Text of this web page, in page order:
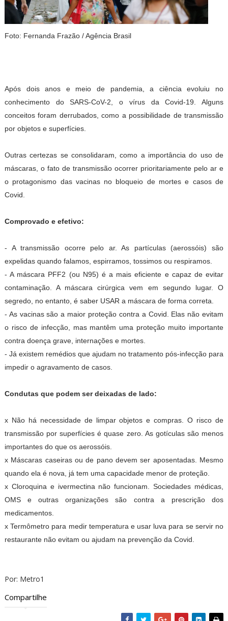
Foto: Fernanda Frazão / Agência Brasil
Após dois anos e meio de pandemia, a ciência evoluiu no
conhecimento do SARS-CoV-2, o vírus da Covid-19. Alguns
conceitos foram derrubados, como a possibilidade de transmissão
por objetos e superfícies.
Outras certezas se consolidaram, como a importância do uso de
máscaras, o fato de transmissão ocorrer prioritariamente pelo ar e
o protagonismo das vacinas no bloqueio de mortes e casos de
Covid.
Comprovado e efetivo️:
- A transmissão ocorre pelo ar. As partículas (aerossóis) são
expelidas quando falamos, espirramos, tossimos ou respiramos.
- A máscara PFF2 (ou N95) é a mais eficiente e capaz de evitar
contaminação. A máscara cirúrgica vem em segundo lugar. O
segredo, no entanto, é saber USAR a máscara de forma correta.
- As vacinas são a maior proteção contra a Covid. Elas não evitam
o risco de infecção, mas mantêm uma proteção muito importante
contra doença grave, internações e mortes.
- Já existem remédios que ajudam no tratamento pós-infecção para
impedir o agravamento de casos.
Condutas que podem ser deixadas de lado:
x Não há necessidade de limpar objetos e compras. O risco de
transmissão por superfícies é quase zero. As gotículas são menos
importantes do que os aerossóis.
x Máscaras caseiras ou de pano devem ser aposentadas. Mesmo
quando ela é nova, já tem uma capacidade menor de proteção.
x Cloroquina e ivermectina não funcionam. Sociedades médicas,
OMS e outras organizações são contra a prescrição dos
medicamentos.
x Termômetro para medir temperatura e usar luva para se servir no
restaurante não evitam ou ajudam na prevenção da Covid.
Por: Metro1
Compartilhe